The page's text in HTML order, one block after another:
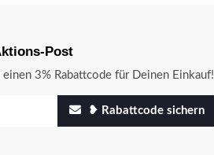
Post
3% Rabattcode für Deinen Einkauf!
❥ Rabattcode sichern